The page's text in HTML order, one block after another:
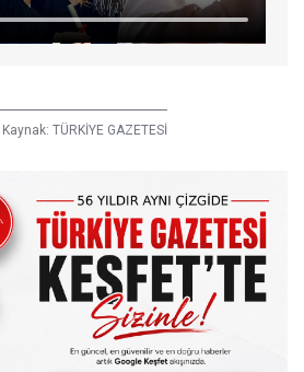
Kaynak: TÜRKİYE GAZETESİ